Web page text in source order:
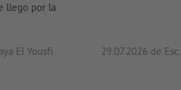
llego por la
El Yousfi 29.07.2026 de